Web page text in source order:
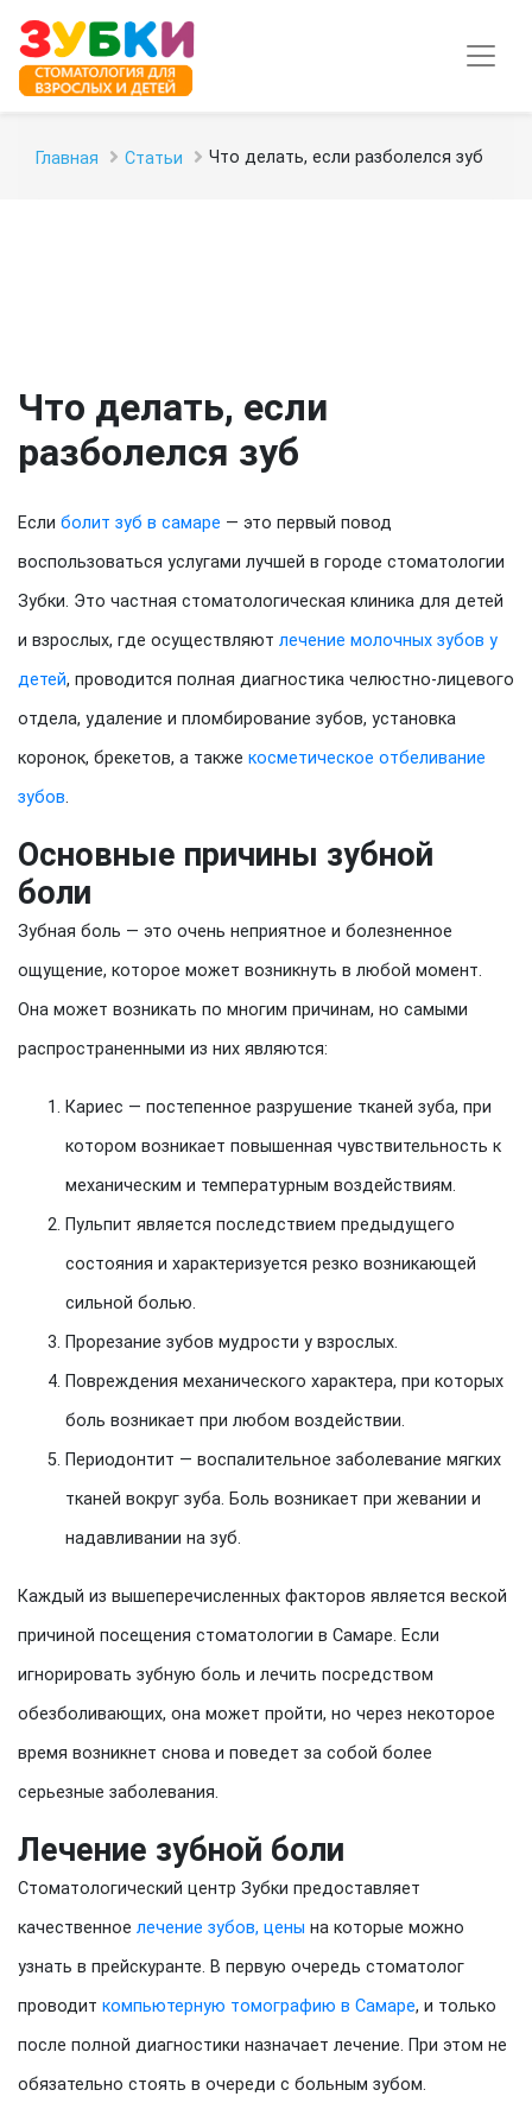
Главная Статьи Что делать, если разболелся зуб
Что делать, если
разболелся зуб
Если болит зуб в самаре — это первый повод
воспользоваться услугами лучшей в городе стоматологии
Зубки. Это частная стоматологическая клиника для детей
и взрослых, где осуществляют лечение молочных зубов у
детей, проводится полная диагностика челюстно-лицевого
отдела, удаление и пломбирование зубов, установка
коронок, брекетов, а также косметическое отбеливание
зубов.
Основные причины зубной
боли
Зубная боль — это очень неприятное и болезненное
ощущение, которое может возникнуть в любой момент.
Она может возникать по многим причинам, но самыми
распространенными из них являются:
Кариес — постепенное разрушение тканей зуба, при
котором возникает повышенная чувствительность к
механическим и температурным воздействиям.
Пульпит является последствием предыдущего
состояния и характеризуется резко возникающей
сильной болью.
Прорезание зубов мудрости у взрослых.
Повреждения механического характера, при которых
боль возникает при любом воздействии.
Периодонтит — воспалительное заболевание мягких
тканей вокруг зуба. Боль возникает при жевании и
надавливании на зуб.
Каждый из вышеперечисленных факторов является веской
причиной посещения стоматологии в Самаре. Если
игнорировать зубную боль и лечить посредством
обезболивающих, она может пройти, но через некоторое
время возникнет снова и поведет за собой более
серьезные заболевания.
Лечение зубной боли
Стоматологический центр Зубки предоставляет
качественное лечение зубов, цены на которые можно
узнать в прейскуранте. В первую очередь стоматолог
проводит компьютерную томографию в Самаре, и только
после полной диагностики назначает лечение. При этом не
обязательно стоять в очереди с больным зубом.